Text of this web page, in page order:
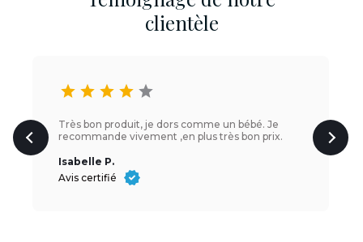
clientèle
star star star star star
Très bon produit, je dors comme un bébé. Je
recommande vivement ,en plus très bon prix.
Isabelle P.
Avis certifié